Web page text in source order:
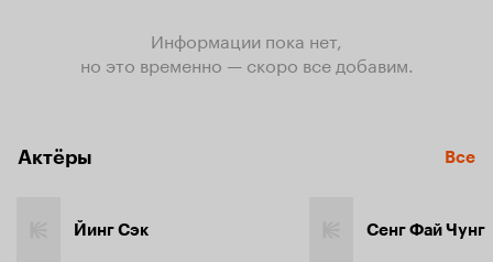
Информации пока нет,
но это временно — скоро все добавим.
Актёры Все
Йинг Сэк Сенг Фай Чунг